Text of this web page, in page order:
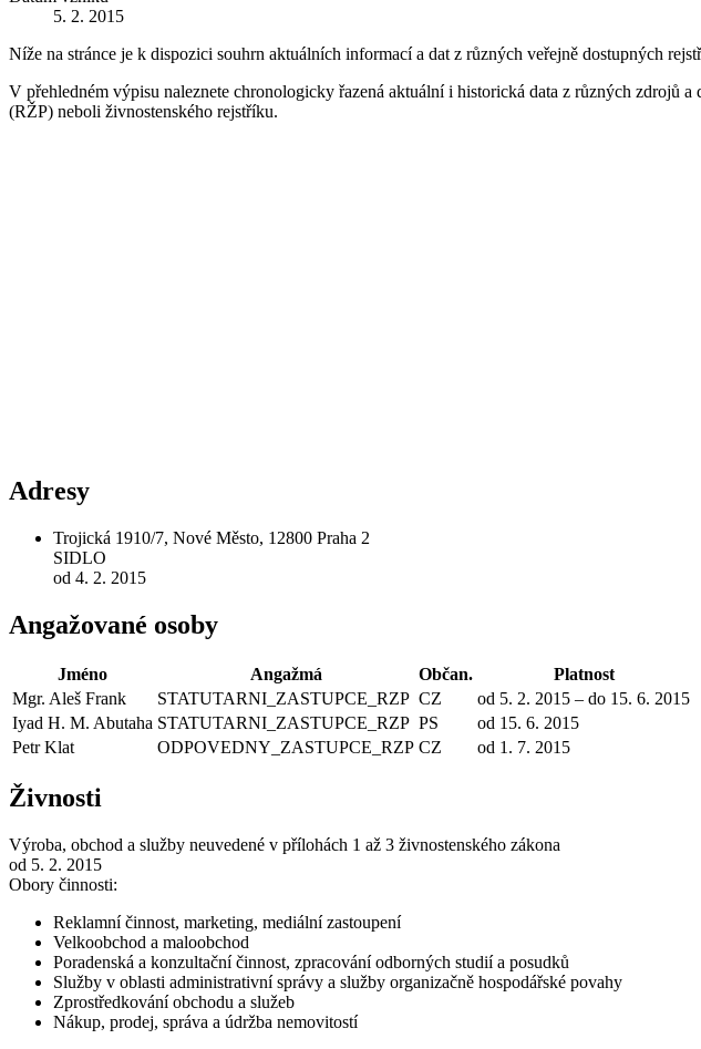
5. 2. 2015
Níže na stránce je k dispozici souhrn aktuálních informací a dat z různých veřejně dostupných
V přehledném výpisu naleznete chronologicky řazená aktuální i historická data z různých zdrojů
(RŽP) neboli živnostenského rejstříku.
Adresy
Trojická 1910/7, Nové Město, 12800 Praha 2
SIDLO
od 4. 2. 2015
Angažované osoby
Jméno Angažmá Občan.
Platnost
Mgr. Aleš Frank
STATUTARNI_ZASTUPCE_RZP CZ
od 5. 2. 2015 – do 15. 6. 2015
Iyad H. M. Abutaha STATUTARNI_ZASTUPCE_RZP PS
od 15. 6. 2015
Petr Klat
ODPOVEDNY_ZASTUPCE_RZP CZ od 1. 7. 2015
Živnosti
Výroba, obchod a služby neuvedené v přílohách 1 až 3 živnostenského zákona
od 5. 2. 2015
Obory činnosti:
Reklamní činnost, marketing, mediální zastoupení
Velkoobchod a maloobchod
Poradenská a konzultační činnost, zpracování odborných studií a posudků
Služby v oblasti administrativní správy a služby organizačně hospodářské povahy
Zprostředkování obchodu a služeb
Nákup, prodej, správa a údržba nemovitostí